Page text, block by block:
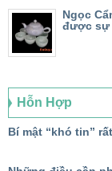
Ngọc
được sự
Hỗn Hợp
Bí mật “khó tin”